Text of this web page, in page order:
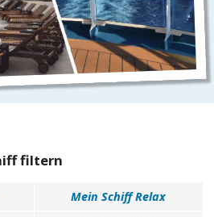
filtern
Mein Schiff Relax